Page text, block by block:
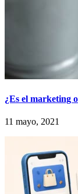
¿Es el marketing
11 mayo, 2021